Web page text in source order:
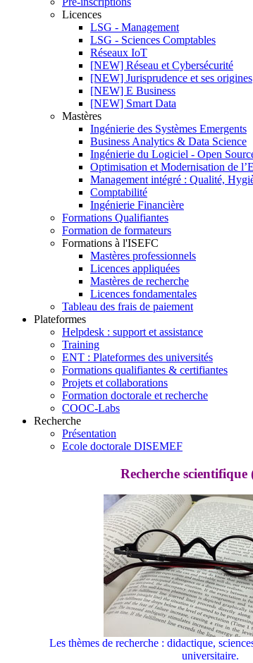
Licences
LSG - Management
LSG - Sciences Comptables
Réseaux IoT
[NEW] Réseau et Cybersécurité
[NEW] Jurisprudence et ses origines
[NEW] E Business
[NEW] Smart Data
Mastères
Ingénierie des Systèmes Emergents
Business Analytics & Data Science
Ingénierie du Logiciel - Open
Optimisation et Modernisation de
Management intégré : Qualité,
Comptabilité
Ingénierie Financière
Formations Qualifiantes
Formation de formateurs
Formations à l'ISEFC
Mastères professionnels
Licences appliquées
Mastères de recherche
Licences fondamentales
Tableau des frais de paiement
Plateformes
Helpdesk : support et assistance
Training
ENT : Plateformes des universités
Formations qualifiantes & certifiantes
Projets et collaborations
Formation doctorale et recherche
COOC-Labs
Recherche
Présentation
Ecole doctorale DISEMEF
Recherche
Les thèmes de recherche : didactique,
universitaire.